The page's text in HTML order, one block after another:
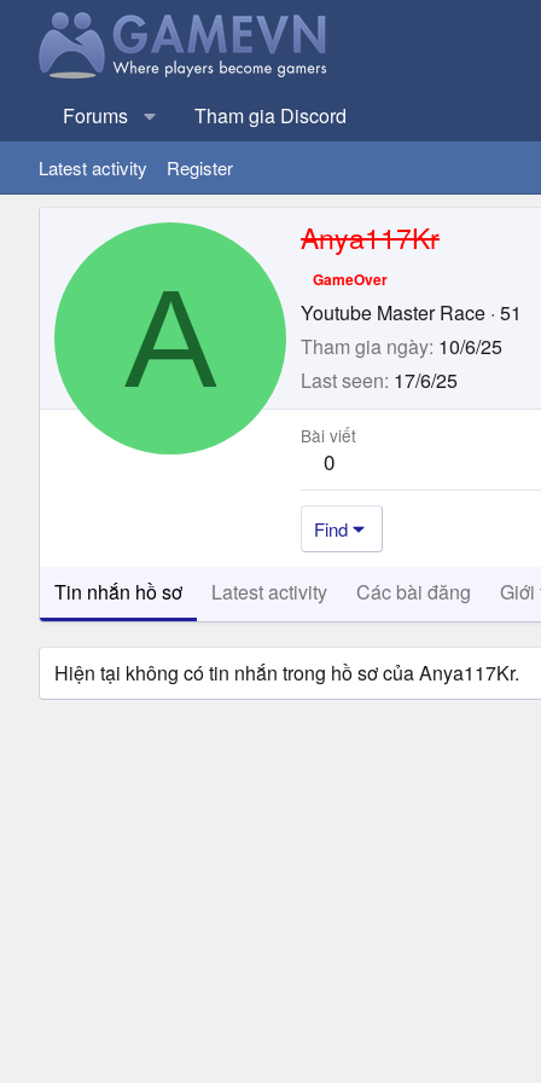
Forums Tham gia Discord
Latest activity Register
A
Anya117Kr
GameOver
Youtube Master Race · 51
Tham gia ngày 10/6/25
Last seen 17/6/25
Bài viết
0
Find
Tin nhắn hồ sơ Latest activity Các bài đăng Giới
Hiện tại không có tin nhắn trong hồ sơ của Anya117Kr.